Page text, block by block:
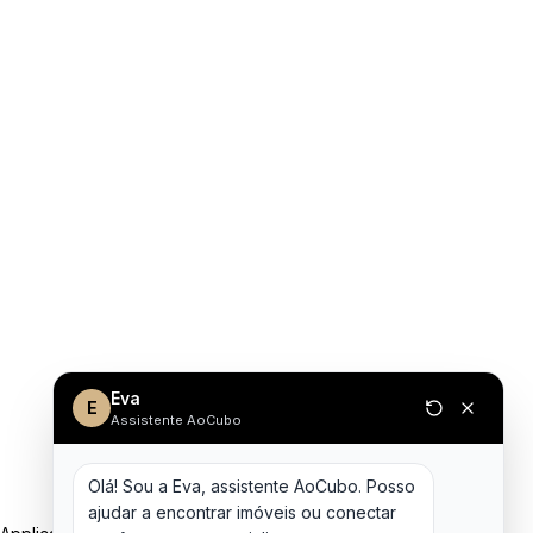
E Eva
Assistente AoCubo
Olá! Sou a Eva, assistente AoCubo. Posso
ajudar a encontrar imóveis ou conectar